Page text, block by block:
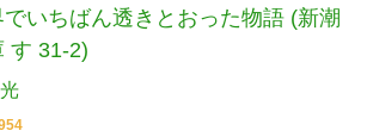
いちばん透きとおった物語 (新潮
す 31-2)